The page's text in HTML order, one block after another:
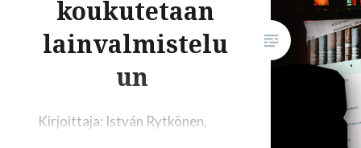
koukutetaan
lainvalmistelu
un
Kirjoittaja: István Rytkönen,